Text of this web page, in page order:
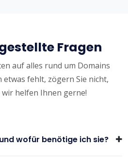
Fragen
auf alles rund um Domains
etwas fehlt, zögern Sie nicht,
helfen Ihnen gerne!
wofür benötige ich sie?